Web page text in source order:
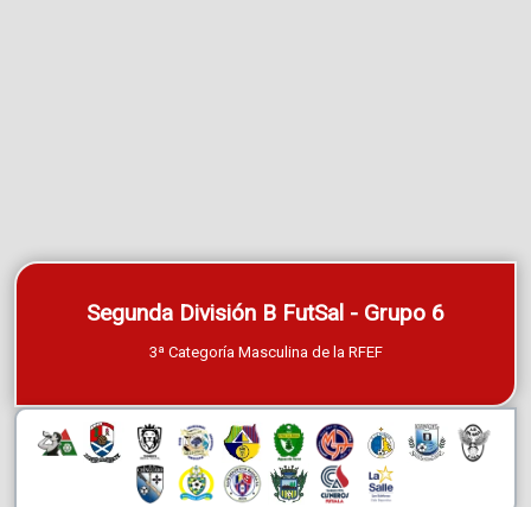
Segunda División B FutSal - Grupo 6
3ª Categoría Masculina de la RFEF